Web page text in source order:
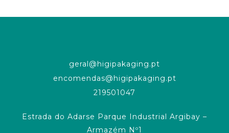
geral@higipakaging.pt
encomendas@higipakaging.pt
219501047
Estrada do Adarse Parque Industrial Argibay –
Armazém Nº1